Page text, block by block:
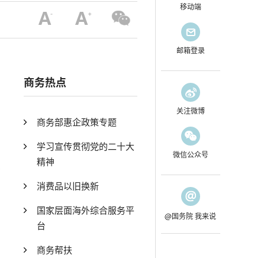
商务热点
商务部惠企政策专题
学习宣传贯彻党的二十大
精神
消费品以旧换新
国家层面海外综合服务平
台
商务帮扶
移动端
邮箱登录
关注微博
微信公众号
@国务院 我来说